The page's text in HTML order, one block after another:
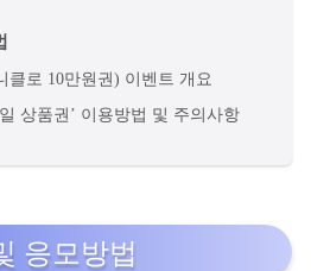
클로 10만원권) 이벤트 개요
상품권’ 이용방법 및 주의사항
응모방법